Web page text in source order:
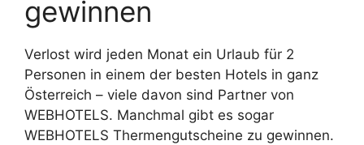
gewinnen
Verlost wird jeden Monat ein Urlaub für 2
Personen in einem der besten Hotels in ganz
Österreich – viele davon sind Partner von
WEBHOTELS. Manchmal gibt es sogar
WEBHOTELS Thermengutscheine zu gewinnen.